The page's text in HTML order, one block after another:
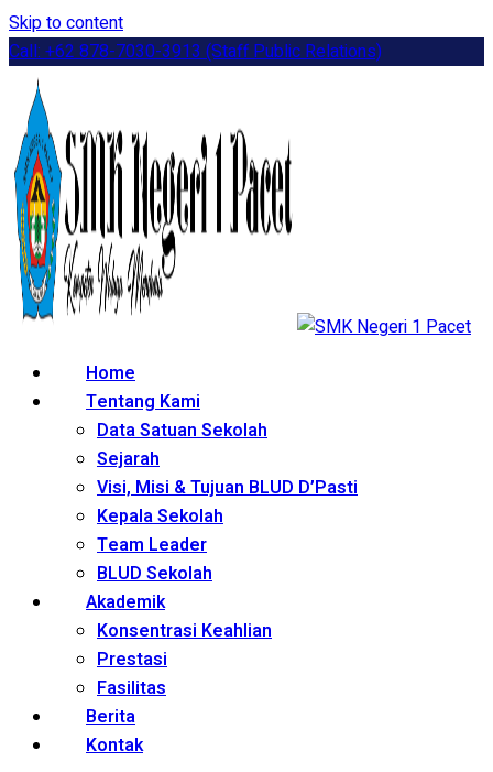
Skip to content
Call: +62 878-7030-3913 (Staff Public Relations)
Home
Tentang Kami
Data Satuan Sekolah
Sejarah
Visi, Misi & Tujuan BLUD D’Pasti
Kepala Sekolah
Team Leader
BLUD Sekolah
Akademik
Konsentrasi Keahlian
Prestasi
Fasilitas
Berita
Kontak